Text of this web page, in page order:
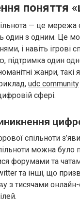
поняття
— це мережа
один з одним. Це
і навіть
підтримка один
жанри, такі
udc community
сфері.
спільноти
можна було
форумами та
та інші, що
з тисячами